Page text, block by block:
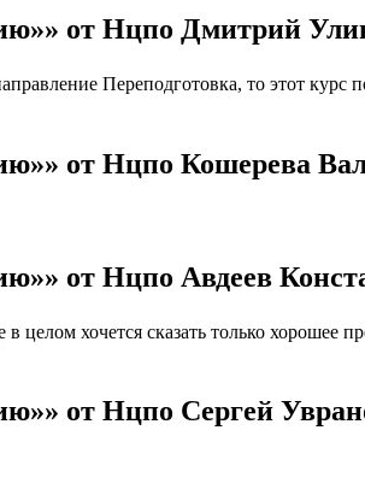
от Нцпо Дмитрий
Переподготовка, то этот курс
от Нцпо Кошерева
от Нцпо Авдеев
целом хочется сказать только хорошее
от Нцпо Сергей